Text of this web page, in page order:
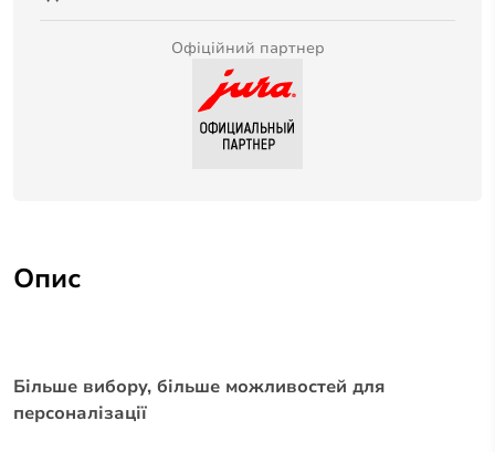
Офіційний партнер
Опис
Більше вибору, більше можливостей для
персоналізації